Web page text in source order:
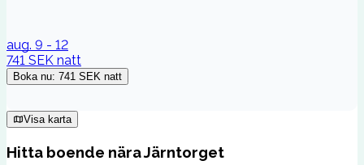
aug. 9 - 12
741 SEK natt
Boka nu: 741 SEK natt
Visa karta
Hitta boende nära Järntorget